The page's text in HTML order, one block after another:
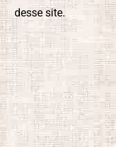
desse site.